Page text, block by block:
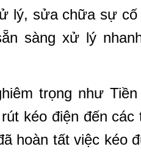
lý, sửa chữa sự cố
sàng xử lý
trọng như
kéo điện đến các
hoàn tất việc kéo